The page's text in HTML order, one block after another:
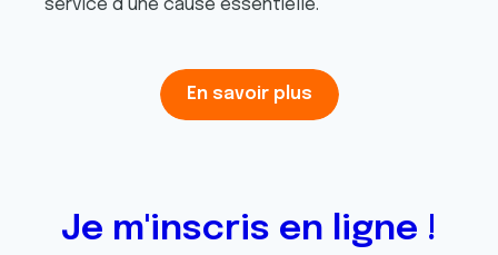
service d’une cause essentielle.
En savoir plus
Je m'inscris en ligne !